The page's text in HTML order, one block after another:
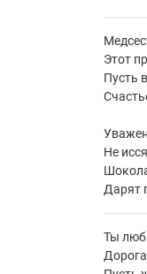
Этот
Пусть
Не
Дарят
Ты